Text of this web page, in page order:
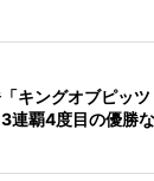
キングオブピッ
連覇4度目の優勝